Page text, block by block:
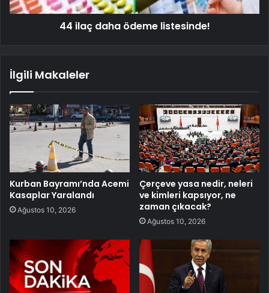
44 ilaç daha ödeme listesinde!
İlgili Makaleler
Kurban Bayramı’nda Acemi
Kasaplar Yaralandı
Ağustos 10, 2026
Çerçeve yasa nedir, neleri
ve kimleri kapsıyor, ne
zaman çıkacak?
Ağustos 10, 2026